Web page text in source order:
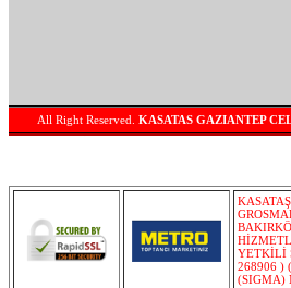
All Right Reserved. KASATAS GAZIANTEP
YETKİLİ
268906 )
(SIGMA)